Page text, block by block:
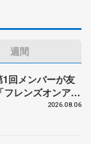
週間
回メンバーが友
レンズオンアイ
有川梨絵さん、
2026.08.06